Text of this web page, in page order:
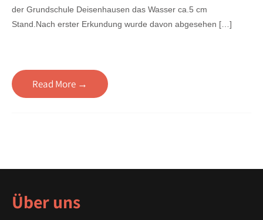
der Grundschule Deisenhausen das Wasser ca.5 cm
Stand.Nach erster Erkundung wurde davon abgesehen […]
Read More →
Über uns